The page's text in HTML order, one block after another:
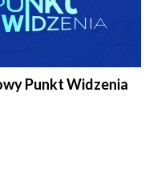
Punkt Widzenia